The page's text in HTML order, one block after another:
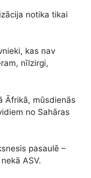
notika tikai
kas nav
nīlzirgi,
Āfrikā, mūsdienās
no Sahāras
pasaulē –
ASV.